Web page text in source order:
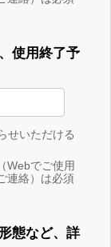
使用終了予
せいただける
Webでご使用
連絡）は必須
態など、詳